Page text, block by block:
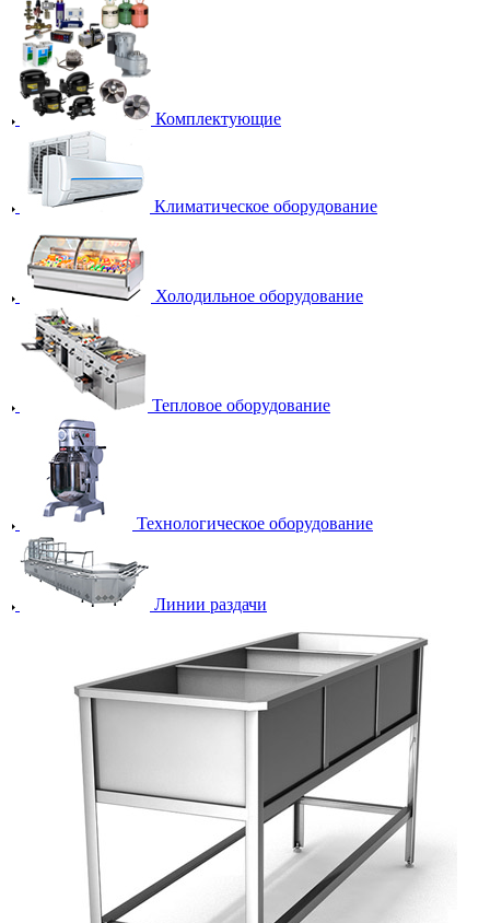
Комплектующие
Климатическое оборудование
Холодильное оборудование
Тепловое оборудование
Технологическое оборудование
Линии раздачи